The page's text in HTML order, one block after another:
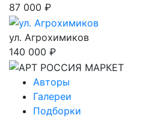
87 000 ₽
ул. Агрохимиков
140 000 ₽
Авторы
Галереи
Подборки